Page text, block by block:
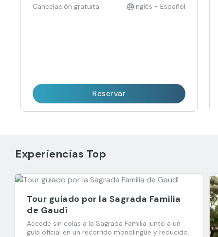
Cancelación gratuita Inglés - Español
Reservar
Experiencias Top
Tour guiado por la Sagrada Familia
de Gaudí
Accede sin colas a la Sagrada Familia junto a un
guía oficial en un recorrido monolingüe y reducido.